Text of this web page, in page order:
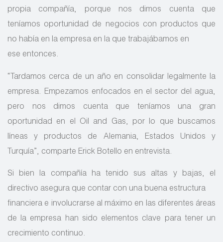
propia compañía, porque nos dimos cuenta que
teníamos oportunidad de negocios con productos que
no había en la empresa en la que trabajábamos en
ese entonces.
“Tardamos cerca de un año en consolidar legalmente la
empresa. Empezamos enfocados en el sector del agua,
pero nos dimos cuenta que teníamos una gran
oportunidad en el Oil and Gas, por lo que buscamos
líneas y productos de Alemania, Estados Unidos y
Turquía”, comparte Erick Botello en entrevista.
Si bien la compañía ha tenido sus altas y bajas, el
directivo asegura que contar con una buena estructura
financiera e involucrarse al máximo en las diferentes áreas
de la empresa han sido elementos clave para tener un
crecimiento continuo.